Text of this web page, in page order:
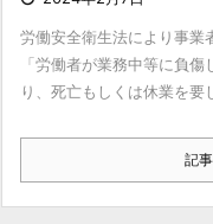
労働安全衛生法により事
「労働者が業務中等に負
り、死亡もしくは休業を要
記